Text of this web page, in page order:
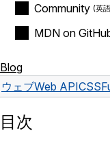
Community
MDN on
Blog
ウェブWeb API
目次